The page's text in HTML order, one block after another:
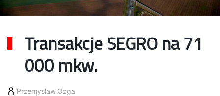
Transakcje SEGRO na 71
000 mkw.
Przemysław Ozga